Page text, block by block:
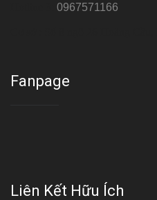
0967571166
Fanpage
Liên Kết Hữu Ích